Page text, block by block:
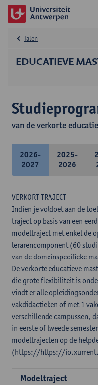
EDUCATIEVE
Talen
van de verkorte
2026-
2027
2025-
2026
VERKORT TRAJECT
Indien je voldoet aan de
traject op basis van een
modeltraject met enkel de
lerarencomponent (60
van de domeinspecifieke
De verkorte educatieve
die grote flexibiliteit is
vindt er alle
vakdidactieken of met 1
verschillende campussen,
in eerste of tweede
modeltrajecten op de
(https://https://
Modeltraject